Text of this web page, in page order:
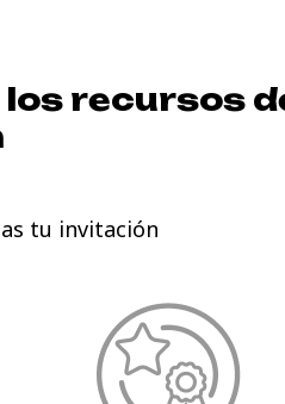
recursos
tu invitación